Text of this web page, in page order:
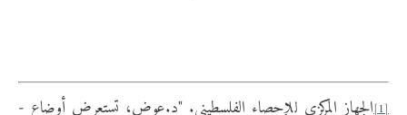
[1]
- الجهاز المركزي للإحصاء الفلسطيني. "د.عوض، تستعرض أوضاع